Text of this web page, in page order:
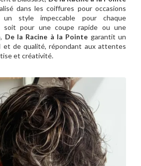
dans les coiffures pour occasions
un style impeccable pour chaque
soit pour une coupe rapide ou une
De la Racine à la Pointe garantit un
et de qualité, répondant aux attentes
et créativité.